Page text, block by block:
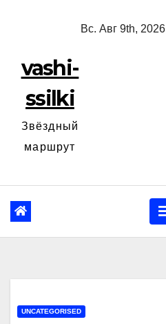
Вс. Авг 9th, 2026
vashi-
ssilki
Звёздный
маршрут
UNCATEGORISED